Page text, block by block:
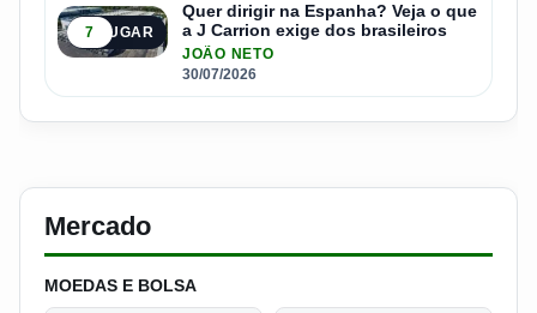
5º LUGAR
7
Quer dirigir na Espanha? Veja o que
a J Carrion exige dos brasileiros
JOÃO NETO
30/07/2026
Mercado
MOEDAS E BOLSA